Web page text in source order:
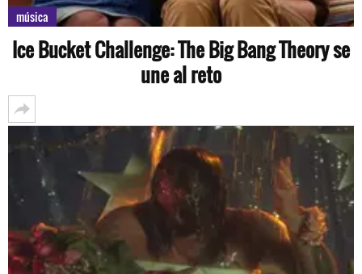
música
Ice Bucket Challenge: The Big Bang Theory se
une al reto